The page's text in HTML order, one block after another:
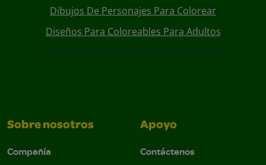
Dibujos De Personajes Para Colorear
Diseños Para Coloreables Para Adultos
Sobre nosotros
Compañía
Apoyo
Contáctenos